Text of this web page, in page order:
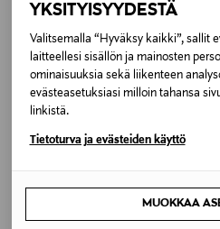
YKSITYISYYDESTÄ
Valitsemalla “Hyväksy kaikki”, sallit
laitteellesi sisällön ja mainosten
ominaisuuksia sekä liikenteen
evästeasetuksiasi milloin tahansa
linkistä.
Tietoturva ja evästeiden käyttö
MUOKKAA